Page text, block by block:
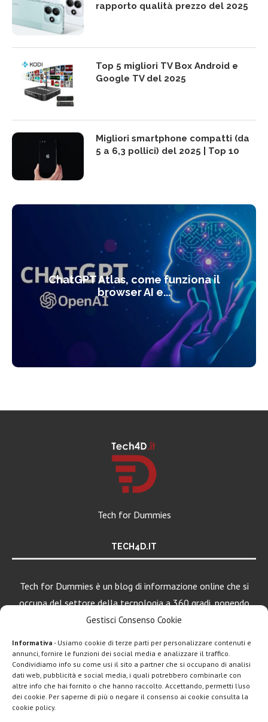
Gestisci Consenso Cookie
Informativa - Usiamo cookie di terze parti per personalizzare contenuti e
annunci, fornire le funzioni dei social media e analizzare il traffico.
Condividiamo info su come usi il sito a partner che si occupano di analisi
dati web, pubblicità e social media, i quali potrebbero combinarle con
altre info che hai fornito o che hanno raccolto. Accettando, permetti l’uso
dei cookie. Per saperne di più o negare il consenso ai cookie consulta la
cookie policy.
rapporto qualità prezzo del 2025
Top 5 migliori TV Box Android e
Google TV del 2025
Migliori smartphone compatti (da
5 a 6,3 pollici) del 2025 | Top 10
ChatGPT Atlas, come funziona il
browser AI e...
Tech for Dummies
TECH4D.IT
Tech for Dummies è un blog di informazione online che si
occupa del settore della tecnologia a 360 gradi, ponendo
una particolare attenzione al mondo Android, Apple e
LEGGI ANCHE
Motorola rinnova